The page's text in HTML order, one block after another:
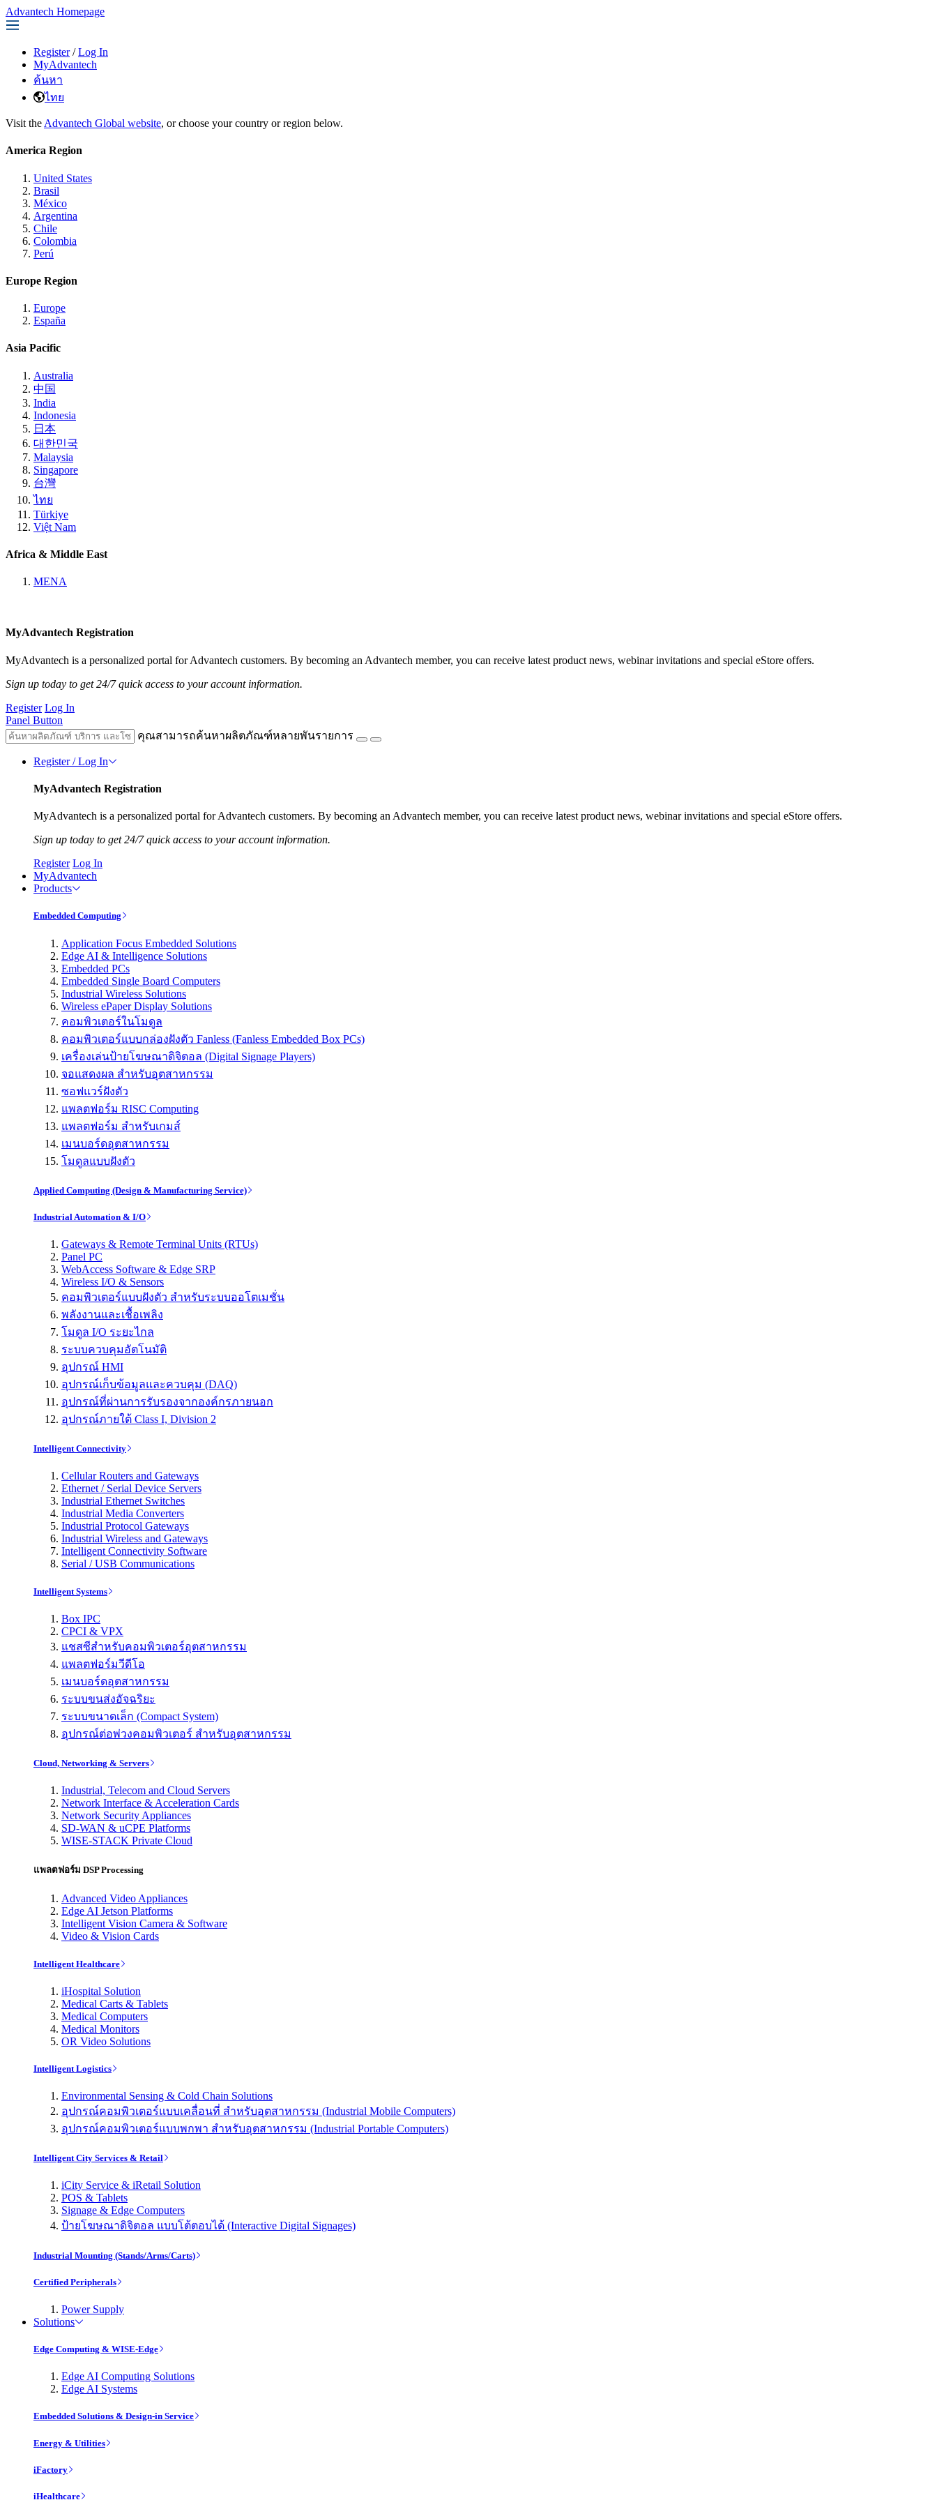
Advantech Homepage
Register / Log In
MyAdvantech
ค้นหา
ไทย
Visit the Advantech Global website, or choose your country or region below.
America Region
United States
Brasil
México
Argentina
Chile
Colombia
Perú
Europe Region
Europe
España
Asia Pacific
Australia
中国
India
Indonesia
日本
대한민국
Malaysia
Singapore
台灣
ไทย
Türkiye
Việt Nam
Africa & Middle East
MENA
MyAdvantech Registration
MyAdvantech is a personalized portal for Advantech customers. By becoming an Advantech member, you can receive latest product news, webinar invitations and special eStore offers.
Sign up today to get 24/7 quick access to your account information.
Register Log In
Panel Button
คุณสามารถค้นหาผลิตภัณฑ์หลายพันรายการ
Register / Log In
MyAdvantech Registration
MyAdvantech is a personalized portal for Advantech customers. By becoming an Advantech member, you can receive latest product news, webinar invitations and special eStore offers.
Sign up today to get 24/7 quick access to your account information.
Register Log In
MyAdvantech
Products
Embedded Computing
Application Focus Embedded Solutions
Edge AI & Intelligence Solutions
Embedded PCs
Embedded Single Board Computers
Industrial Wireless Solutions
Wireless ePaper Display Solutions
คอมพิวเตอร์ในโมดูล
คอมพิวเตอร์แบบกล่องฝังตัว Fanless (Fanless Embedded Box PCs)
เครื่องเล่นป้ายโฆษณาดิจิตอล (Digital Signage Players)
จอแสดงผล สำหรับอุตสาหกรรม
ซอฟแวร์ฝังตัว
แพลตฟอร์ม RISC Computing
แพลตฟอร์ม สำหรับเกมส์
เมนบอร์ดอุตสาหกรรม
โมดูลแบบฝังตัว
Applied Computing (Design & Manufacturing Service)
Industrial Automation & I/O
Gateways & Remote Terminal Units (RTUs)
Panel PC
WebAccess Software & Edge SRP
Wireless I/O & Sensors
คอมพิวเตอร์แบบฝังตัว สำหรับระบบออโตเมชั่น
พลังงานและเชื้อเพลิง
โมดูล I/O ระยะไกล
ระบบควบคุมอัตโนมัติ
อุปกรณ์ HMI
อุปกรณ์เก็บข้อมูลและควบคุม (DAQ)
อุปกรณ์ที่ผ่านการรับรองจากองค์กรภายนอก
อุปกรณ์ภายใต้ Class I, Division 2
Intelligent Connectivity
Cellular Routers and Gateways
Ethernet / Serial Device Servers
Industrial Ethernet Switches
Industrial Media Converters
Industrial Protocol Gateways
Industrial Wireless and Gateways
Intelligent Connectivity Software
Serial / USB Communications
Intelligent Systems
Box IPC
CPCI & VPX
แชสซีสำหรับคอมพิวเตอร์อุตสาหกรรม
แพลตฟอร์มวีดีโอ
เมนบอร์ดอุตสาหกรรม
ระบบขนส่งอัจฉริยะ
ระบบขนาดเล็ก (Compact System)
อุปกรณ์ต่อพ่วงคอมพิวเตอร์ สำหรับอุตสาหกรรม
Cloud, Networking & Servers
Industrial, Telecom and Cloud Servers
Network Interface & Acceleration Cards
Network Security Appliances
SD-WAN & uCPE Platforms
WISE-STACK Private Cloud
แพลตฟอร์ม DSP Processing
Advanced Video Appliances
Edge AI Jetson Platforms
Intelligent Vision Camera & Software
Video & Vision Cards
Intelligent Healthcare
iHospital Solution
Medical Carts & Tablets
Medical Computers
Medical Monitors
OR Video Solutions
Intelligent Logistics
Environmental Sensing & Cold Chain Solutions
อุปกรณ์คอมพิวเตอร์แบบเคลื่อนที่ สำหรับอุตสาหกรรม (Industrial Mobile Computers)
อุปกรณ์คอมพิวเตอร์แบบพกพา สำหรับอุตสาหกรรม (Industrial Portable Computers)
Intelligent City Services & Retail
iCity Service & iRetail Solution
POS & Tablets
Signage & Edge Computers
ป้ายโฆษณาดิจิตอล แบบโต้ตอบได้ (Interactive Digital Signages)
Industrial Mounting (Stands/Arms/Carts)
Certified Peripherals
Power Supply
Solutions
Edge Computing & WISE-Edge
Edge AI Computing Solutions
Edge AI Systems
Embedded Solutions & Design-in Service
Energy & Utilities
iFactory
iHealthcare